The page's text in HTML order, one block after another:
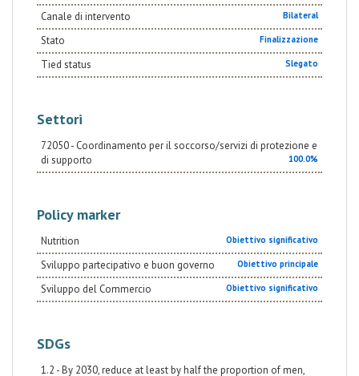
Canale di intervento Bilateral
Stato Finalizzazione
Tied status Slegato
Settori
72050 - Coordinamento per il soccorso/servizi di protezione e
di supporto
100.0%
Policy marker
Nutrition Obiettivo significativo
Sviluppo partecipativo e buon governo Obiettivo principale
Sviluppo del Commercio Obiettivo significativo
SDGs
1.2 - By 2030, reduce at least by half the proportion of men,